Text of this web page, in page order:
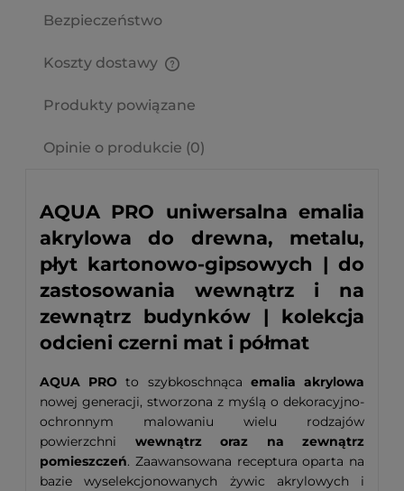
Bezpieczeństwo
Koszty dostawy
Produkty powiązane
Opinie o produkcie (0)
AQUA PRO uniwersalna emalia
akrylowa do drewna, metalu,
płyt kartonowo-gipsowych | do
zastosowania wewnątrz i na
zewnątrz budynków | kolekcja
odcieni czerni mat i półmat
AQUA PRO to szybkoschnąca emalia akrylowa
nowej generacji, stworzona z myślą o dekoracyjno-
ochronnym malowaniu wielu rodzajów
powierzchni wewnątrz oraz na zewnątrz
pomieszczeń. Zaawansowana receptura oparta na
bazie wyselekcjonowanych żywic akrylowych i